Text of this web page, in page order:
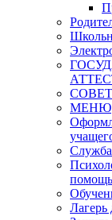
МЕНЮ
Служба
помощь
Лагерь